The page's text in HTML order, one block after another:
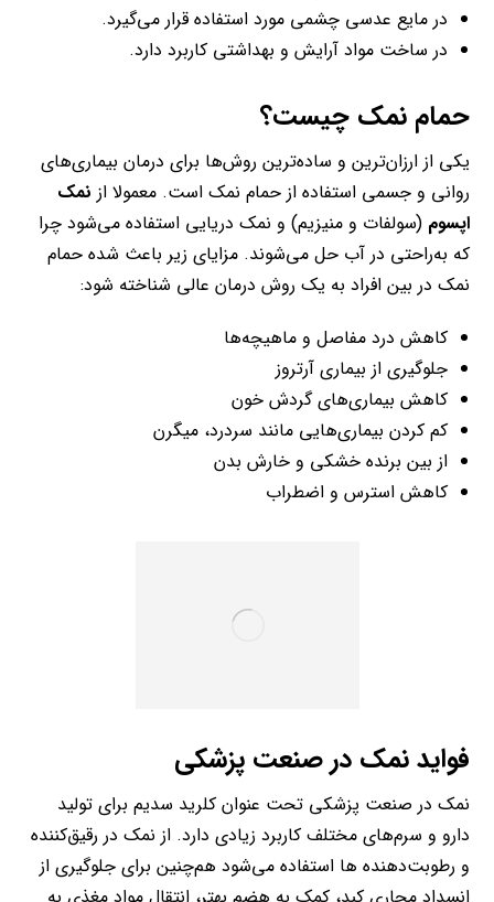
در مایع عدسی چشمی مورد استفاده قرار می‌گیرد.
در ساخت مواد آرایش و بهداشتی کاربرد دارد.
حمام نمک چیست؟
یکی از ارزان‌ترین و ساده‌ترین روش‌ها برای درمان بیماری‌های
روانی و جسمی استفاده از حمام نمک است. معمولا از نمک
اپسوم (سولفات و منیزیم) و نمک دریایی استفاده می‌شود چرا
که به‌راحتی در آب حل می‌شوند. مزایای زیر باعث شده حمام
نمک در بین افراد به یک روش درمان عالی شناخته شود:
کاهش درد مفاصل و ماهیچه‌ها
جلوگیری از بیماری آرتروز
کاهش بیماری‌های گردش خون
کم کردن بیماری‌هایی مانند سردرد، میگرن
از بین برنده خشکی و خارش بدن
کاهش استرس و اضطراب
فواید نمک در صنعت پزشکی
نمک در صنعت پزشکی تحت عنوان کلرید سدیم برای تولید
دارو و سرم‌های مختلف کاربر‌د‌ زیادی دارد. از نمک در رقیق‌کننده
و رطوبت‌دهنده ها استفاده می‌شود هم‌چنین برای جلوگیری از